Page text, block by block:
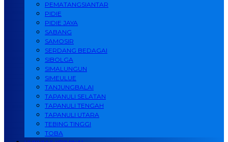
PEMATANGSIANTAR
PIDIE
PIDIE JAYA
SABANG
SAMOSIR
SERDANG BEDAGAI
SIBOLGA
SIMALUNGUN
SIMEULUE
TANJUNGBALAI
TAPANULI SELATAN
TAPANULI TENGAH
TAPANULI UTARA
TEBING TINGGI
TOBA